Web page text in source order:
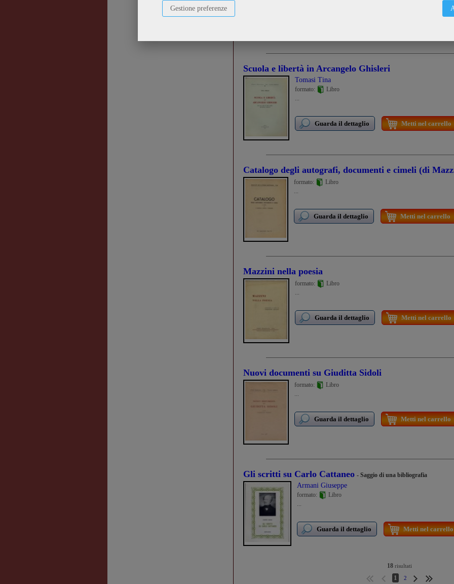
Gestione preferenze
Scuola e libertà in Arcangelo Ghisleri
Tomasi Tina
formato:
Libro
...
Guarda il dettaglio Metti nel carrello
Catalogo degli autografi, documenti e cimeli (di
formato:
Libro
...
Guarda il dettaglio Metti nel carrello
Mazzini nella poesia
formato:
Libro
...
Guarda il dettaglio Metti nel carrello
Nuovi documenti su Giuditta Sidoli
formato:
Libro
...
Guarda il dettaglio Metti nel carrello
Gli scritti su Carlo Cattaneo - Saggio di una bibliografia
Armani Giuseppe
formato:
Libro
...
Guarda il dettaglio Metti nel carrello
18risultati
1 2